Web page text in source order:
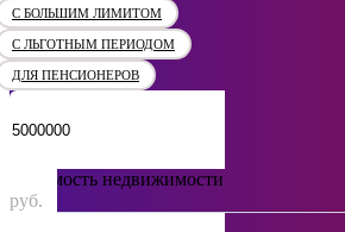
С БОЛЬШИМ ЛИМИТОМ
С ЛЬГОТНЫМ ПЕРИОДОМ
ДЛЯ ПЕНСИОНЕРОВ
Стоимость недвижимости
руб.